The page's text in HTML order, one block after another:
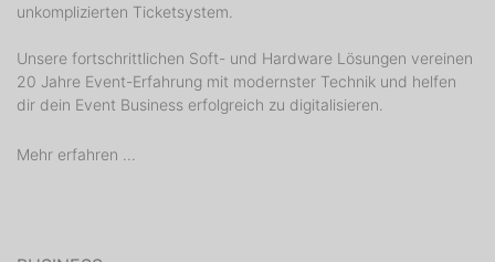
unkomplizierten Ticketsystem.
Unsere fortschrittlichen Soft- und Hardware Lösungen vereinen
20 Jahre Event-Erfahrung mit modernster Technik und helfen
dir dein Event Business erfolgreich zu digitalisieren.
Mehr erfahren ...